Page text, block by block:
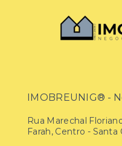
IMOBREUNIG® -
Rua Marechal
Farah, Centro - Santa